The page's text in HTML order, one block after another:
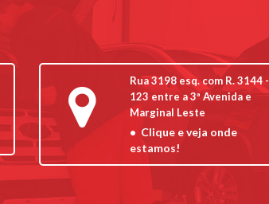
em uma Oficina
de forma transparente os
que o cliente é nosso
nosso crescimento. Afinal não
veículos, mas sim
Rua 3198 esq. com R. 3144 -
123 entre a 3ª Avenida e
Marginal Leste
Clique e veja onde
estamos!